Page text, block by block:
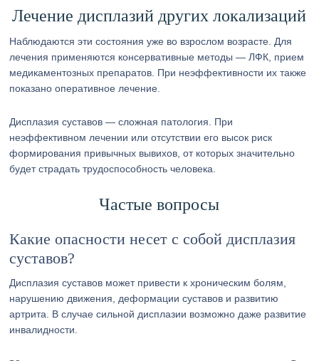
Лечение дисплазий других локализаций
Наблюдаются эти состояния уже во взрослом возрасте. Для
лечения применяются консервативные методы — ЛФК, прием
медикаментозных препаратов. При неэффективности их также
показано оперативное лечение.
Дисплазия суставов — сложная патология. При
неэффективном лечении или отсутствии его высок риск
формирования привычных вывихов, от которых значительно
будет страдать трудоспособность человека.
Частые вопросы
Какие опасности несет с собой дисплазия
суставов?
Дисплазия суставов может привести к хроническим болям,
нарушению движения, деформации суставов и развитию
артрита. В случае сильной дисплазии возможно даже развитие
инвалидности.